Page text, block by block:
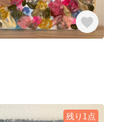
残り1点